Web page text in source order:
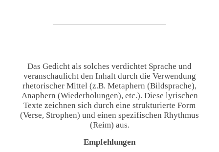
Das Gedicht als solches verdichtet Sprache und
veranschaulicht den Inhalt durch die Verwendung
rhetorischer Mittel (z.B. Metaphern (Bildsprache),
Anaphern (Wiederholungen), etc.). Diese lyrischen
Texte zeichnen sich durch eine strukturierte Form
(Verse, Strophen) und einen spezifischen Rhythmus
(Reim) aus.
Empfehlungen